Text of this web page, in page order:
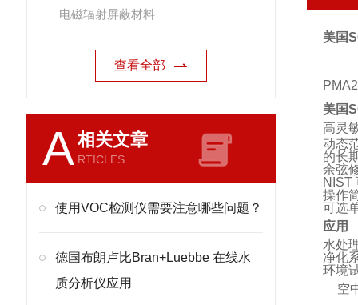
电磁辐射屏蔽材料
查看全部
A相关文章
RTICLES
使用VOC检测仪需要注意哪些问题？
德国布朗卢比Bran+Luebbe 在线水
质分析仪应用
美国
美国
高灵
动态
的长
余弦
NIST
操作
可选
应用
水处
净化
环境
空